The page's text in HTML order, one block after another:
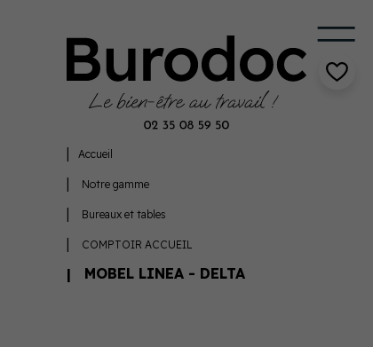
Accueil
Notre gamme
Bureaux et tables
COMPTOIR ACCUEIL
MOBEL LINEA - DELTA